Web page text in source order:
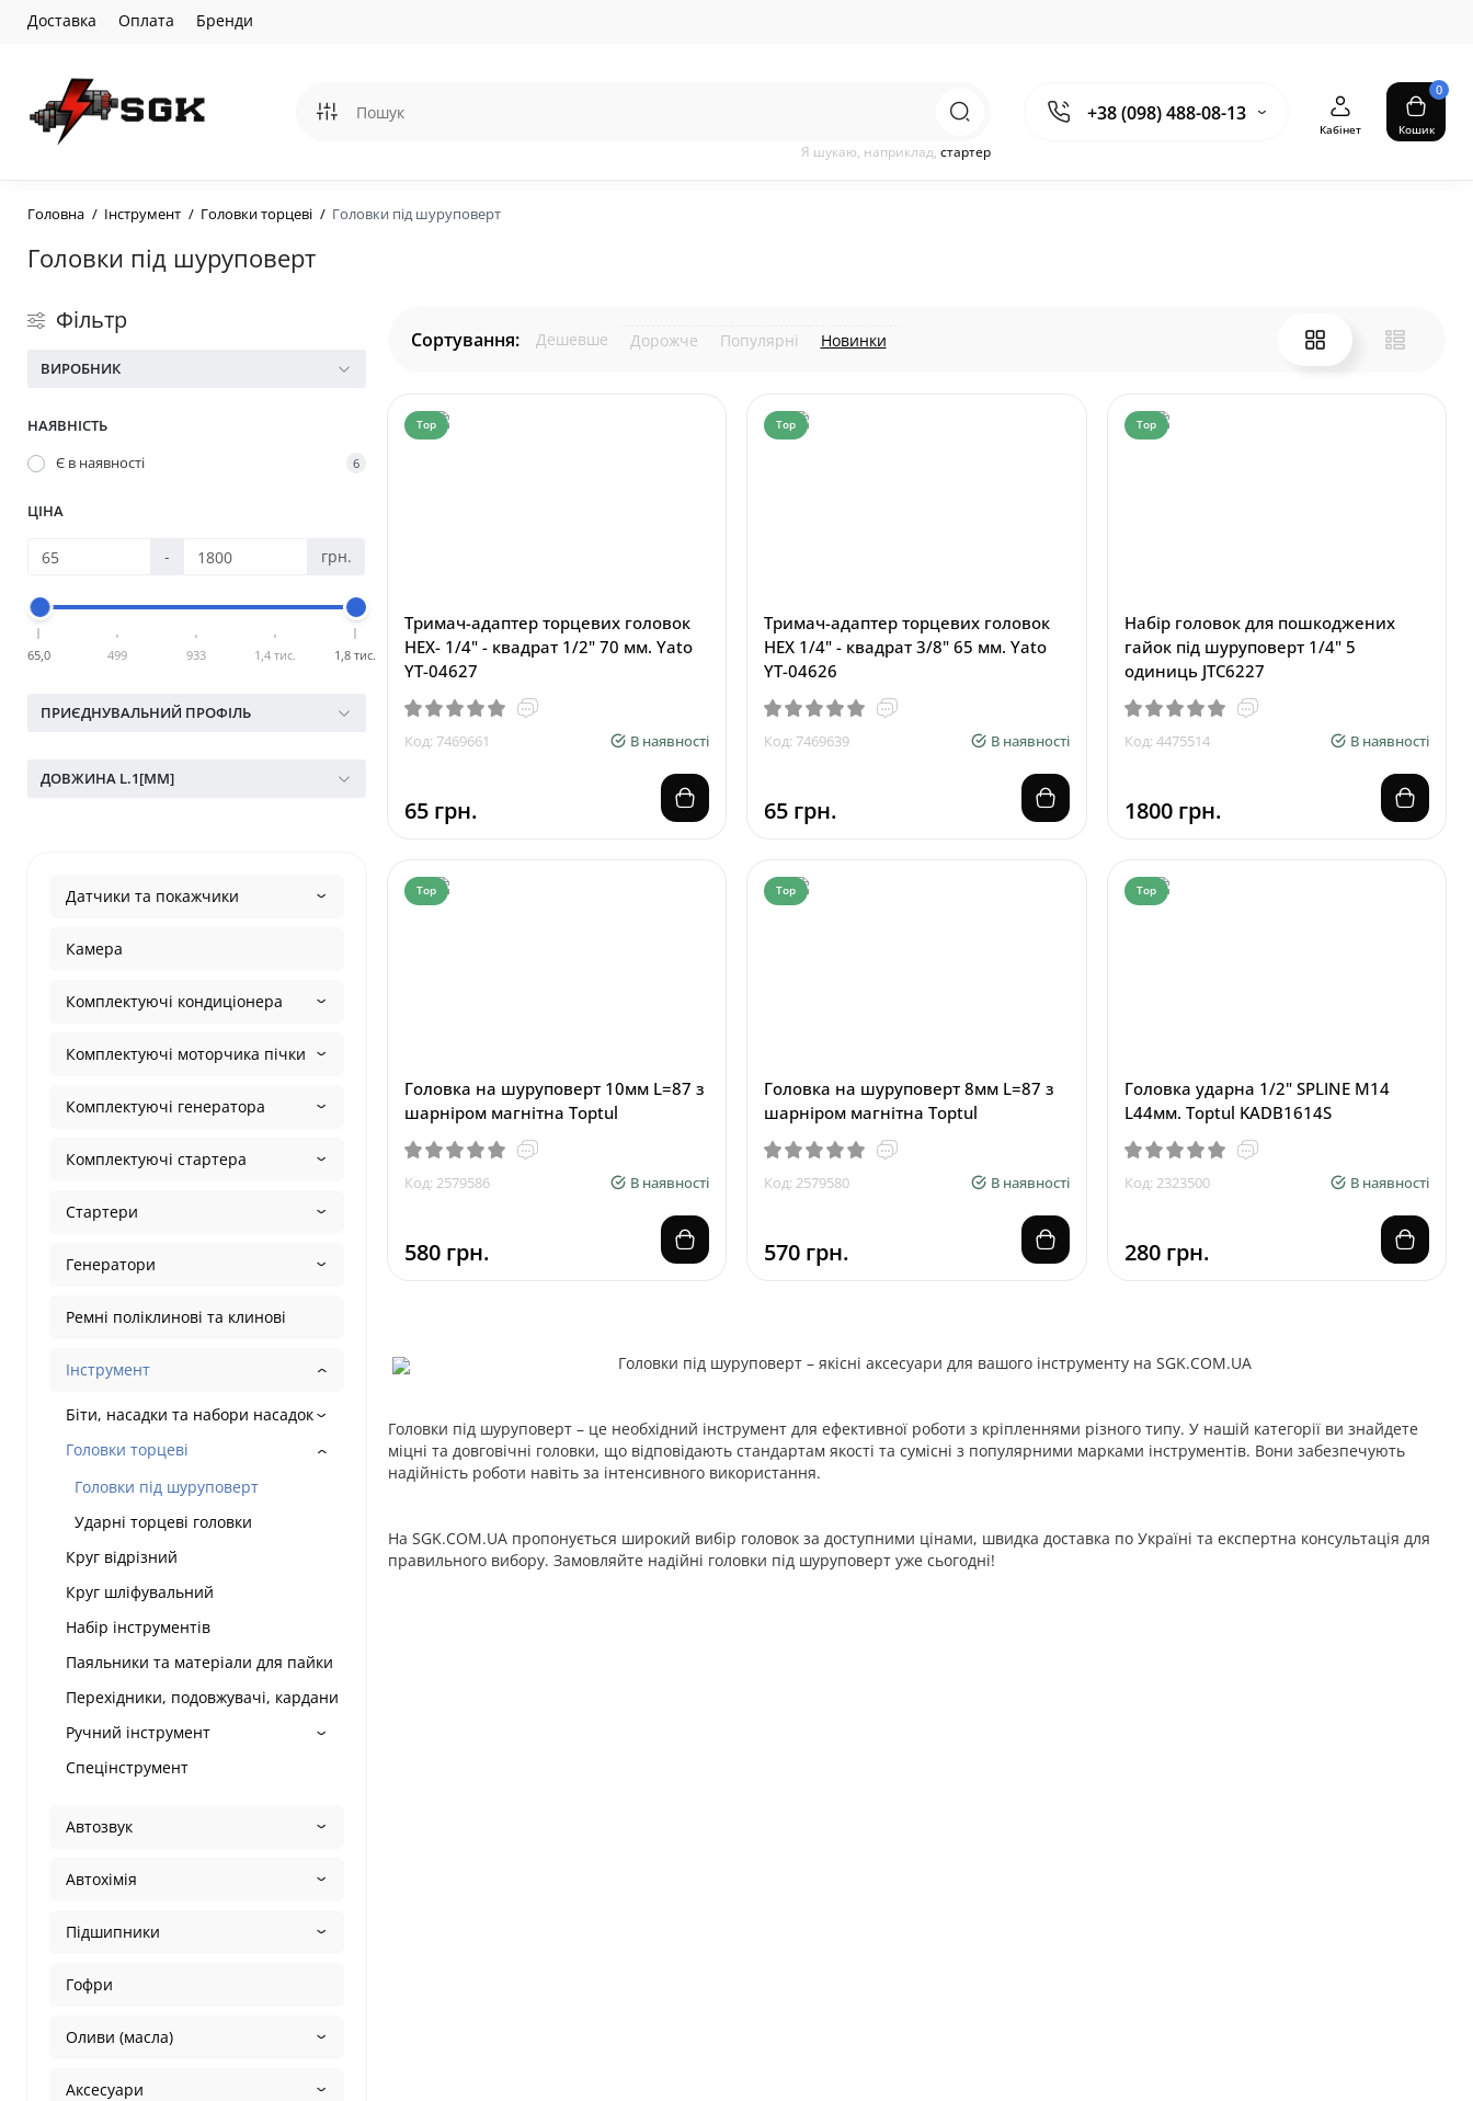
Доставка Оплата Бренди
+38 (098) 488-08-13
Я шукаю, наприклад, стартер
Кабінет
0
Кошик
Головна Інструмент Головки торцеві Головки під шуруповерт
Головки під шуруповерт
Фільтр
ВИРОБНИК
НАЯВНІСТЬ
Є в наявності
6
ЦІНА
- грн.
65,0 499 933 1,4 тис. 1,8 тис.
ПРИЄДНУВАЛЬНИЙ ПРОФІЛЬ
ДОВЖИНА L.1[ММ]
Датчики та покажчики
Камера
Комплектуючі кондиціонера
Комплектуючі моторчика пічки
Комплектуючі генератора
Комплектуючі стартера
Стартери
Генератори
Ремні поліклинові та клинові
Інструмент
Біти, насадки та набори насадок
Головки торцеві
Головки під шуруповерт
Ударні торцеві головки
Круг відрізний
Круг шліфувальний
Набір інструментів
Паяльники та матеріали для пайки
Перехідники, подовжувачі, кардани
Ручний інструмент
Спецінструмент
Автозвук
Автохімія
Підшипники
Гофри
Оливи (масла)
Аксесуари
Сортування: Дешевше Дорожче Популярні Новинки
Top
Тримач-адаптер торцевих головок
HEX- 1/4" - квадрат 1/2" 70 мм. Yato
YT-04627
Код: 7469661 В наявності
65 грн.
Top
Тримач-адаптер торцевих головок
HEX 1/4" - квадрат 3/8" 65 мм. Yato
YT-04626
Код: 7469639 В наявності
65 грн.
Top
Набір головок для пошкоджених
гайок під шуруповерт 1/4" 5
одиниць JTC6227
Код: 4475514 В наявності
1800 грн.
Top
Головка на шуруповерт 10мм L=87 з
шарніром магнітна Toptul
Код: 2579586 В наявності
580 грн.
Top
Головка на шуруповерт 8мм L=87 з
шарніром магнітна Toptul
Код: 2579580 В наявності
570 грн.
Top
Головка ударна 1/2" SPLINE M14
L44мм. Toptul KADB1614S
Код: 2323500 В наявності
280 грн.
Головки під шуруповерт – якісні аксесуари для вашого інструменту на SGK.COM.UA
Головки під шуруповерт – це необхідний інструмент для ефективної роботи з кріпленнями різного типу. У нашій категорії ви знайдете
міцні та довговічні головки, що відповідають стандартам якості та сумісні з популярними марками інструментів. Вони забезпечують
надійність роботи навіть за інтенсивного використання.
На SGK.COM.UA пропонується широкий вибір головок за доступними цінами, швидка доставка по Україні та експертна консультація для
правильного вибору. Замовляйте надійні головки під шуруповерт уже сьогодні!